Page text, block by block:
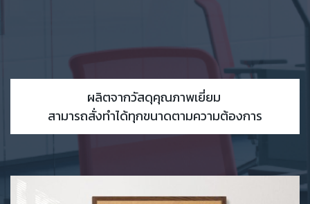
ผลิตจากวัสดุคุณภาพเยี่ยม
สามารถสั่งทำได้ทุกขนาดตามความต้องการ